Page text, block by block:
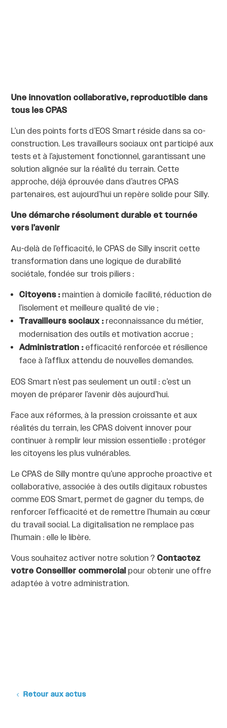
Une innovation collaborative, reproductible dans
tous les CPAS
L’un des points forts d’EOS Smart réside dans sa co-
construction. Les travailleurs sociaux ont participé aux
tests et à l’ajustement fonctionnel, garantissant une
solution alignée sur la réalité du terrain. Cette
approche, déjà éprouvée dans d’autres CPAS
partenaires, est aujourd’hui un repère solide pour Silly.
Une démarche résolument durable et tournée
vers l’avenir
Au-delà de l’efficacité, le CPAS de Silly inscrit cette
transformation dans une logique de durabilité
sociétale, fondée sur trois piliers :
Citoyens :maintien à domicile facilité, réduction de
l’isolement et meilleure qualité de vie ;
Travailleurs sociaux :reconnaissance du métier,
modernisation des outils et motivation accrue ;
Administration :efficacité renforcée et résilience
face à l’afflux attendu de nouvelles demandes.
EOS Smart n’est pas seulement un outil : c’est un
moyen de préparer l’avenir dès aujourd’hui.
Face aux réformes, à la pression croissante et aux
réalités du terrain, les CPAS doivent innover pour
continuer à remplir leur mission essentielle : protéger
les citoyens les plus vulnérables.
Le CPAS de Silly montre qu’une approche proactive et
collaborative, associée à des outils digitaux robustes
comme EOS Smart, permet de gagner du temps, de
renforcer l’efficacité et de remettre l’humain au cœur
du travail social. La digitalisation ne remplace pas
l’humain : elle le libère.
Vous souhaitez activer notre solution ?Contactez
votre Conseiller commercialpour obtenir une offre
adaptée à votre administration.
Retour aux actus